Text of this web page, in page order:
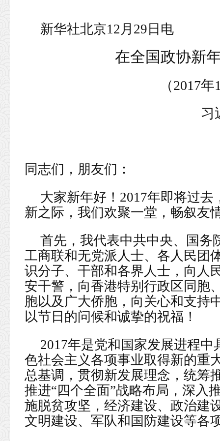
新华社北京12月29日电
在全国政协新
（2017
习
同志们，朋友们：
大家新年好！2017年即将过
新之际，我们欢聚一堂，畅叙友
首先，我代表中共中央、国务
工商联和无党派人士、各人民团
识分子、干部和各界人士，向人
安干警，向香港特别行政区同胞
胞以及广大侨胞，向关心和支持
以节日的问候和诚挚的祝福！
2017年是党和国家发展进程
色社会主义各项事业取得新的重
总基调，贯彻新发展理念，统筹
推进“四个全面”战略布局，深入
施脱贫攻坚，经济建设、政治建
文明建设、军队和国防建设等各